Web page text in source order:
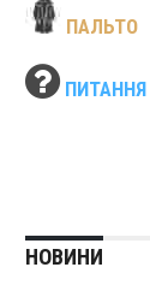
ПАЛЬТО
ПИТАННЯ
НОВИНИ